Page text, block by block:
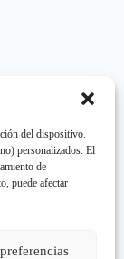
del dispositivo.
personalizados. El
de
puede afectar